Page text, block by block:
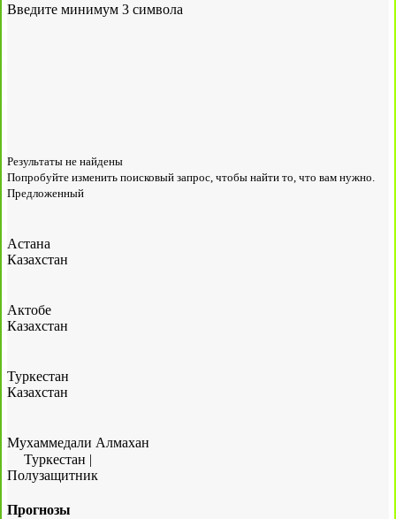
Введите минимум 3 символа
Результаты не найдены
Попробуйте изменить поисковый запрос, чтобы найти то, что вам нужно.
Предложенный
Астана
Казахстан
Актобе
Казахстан
Туркестан
Казахстан
Мухаммедали Алмахан
Туркестан |
Полузащитник
Прогнозы